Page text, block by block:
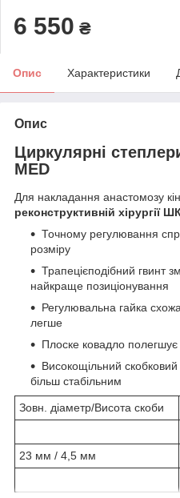
6 550 ₴
Опис Характеристики
Опис
Циркулярні
MED
Для накладання анастомозу
реконструктивній хірургії
Точному регулювання
розміру
Трапецієподібний гвинт
найкраще позиціонування
Регулювальна гайка
легше
Плоске ковадло полегшує
Високощільний
більш стабільним
Зовн. діаметр/Висота скоби
23 мм / 4,5 мм